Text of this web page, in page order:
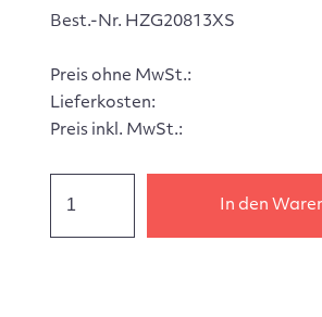
Best.-Nr. HZG20813XS
Preis ohne MwSt.:
Lieferkosten:
Preis inkl. MwSt.:
In den